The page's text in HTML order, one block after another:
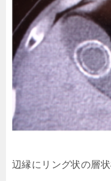
辺縁にリング状の層状